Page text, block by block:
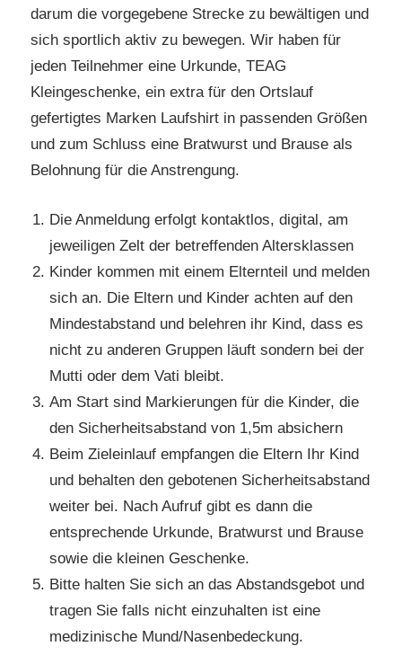
darum die vorgegebene Strecke zu bewältigen und
sich sportlich aktiv zu bewegen. Wir haben für
jeden Teilnehmer eine Urkunde, TEAG
Kleingeschenke, ein extra für den Ortslauf
gefertigtes Marken Laufshirt in passenden Größen
und zum Schluss eine Bratwurst und Brause als
Belohnung für die Anstrengung.
Die Anmeldung erfolgt kontaktlos, digital, am
jeweiligen Zelt der betreffenden Altersklassen
Kinder kommen mit einem Elternteil und melden
sich an. Die Eltern und Kinder achten auf den
Mindestabstand und belehren ihr Kind, dass es
nicht zu anderen Gruppen läuft sondern bei der
Mutti oder dem Vati bleibt.
Am Start sind Markierungen für die Kinder, die
den Sicherheitsabstand von 1,5m absichern
Beim Zieleinlauf empfangen die Eltern Ihr Kind
und behalten den gebotenen Sicherheitsabstand
weiter bei. Nach Aufruf gibt es dann die
entsprechende Urkunde, Bratwurst und Brause
sowie die kleinen Geschenke.
Bitte halten Sie sich an das Abstandsgebot und
tragen Sie falls nicht einzuhalten ist eine
medizinische Mund/Nasenbedeckung.